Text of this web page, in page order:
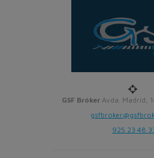
GSF Bróker Avda. Madrid,
925 23 48